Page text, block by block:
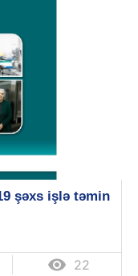
şəxs işlə təmin
 22